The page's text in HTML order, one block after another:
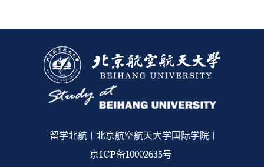
留学北航 | 北京航空航天大学国际学院 |
京ICP备10002635号